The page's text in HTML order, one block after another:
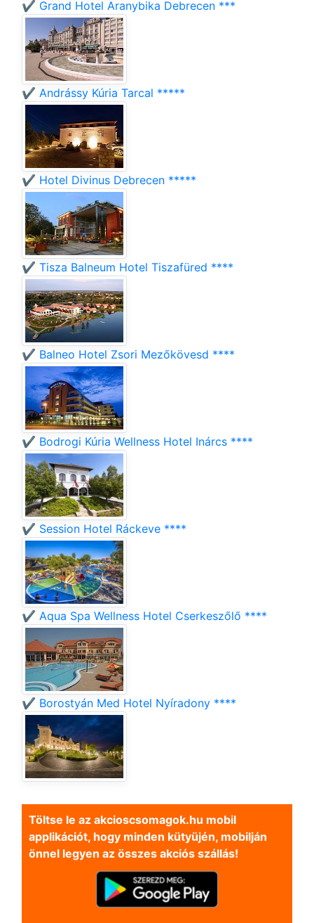
✔️ Grand Hotel Aranybika Debrecen ***
✔️ Andrássy Kúria Tarcal *****
✔️ Hotel Divinus Debrecen *****
✔️ Tisza Balneum Hotel Tiszafüred ****
✔️ Balneo Hotel Zsori Mezőkövesd ****
✔️ Bodrogi Kúria Wellness Hotel Inárcs ****
✔️ Session Hotel Ráckeve ****
✔️ Aqua Spa Wellness Hotel Cserkeszőlő ****
✔️ Borostyán Med Hotel Nyíradony ****
Töltse le az akcioscsomagok.hu mobil
applikációt, hogy minden kütyüjén, mobilján
önnel legyen az összes akciós szállás!